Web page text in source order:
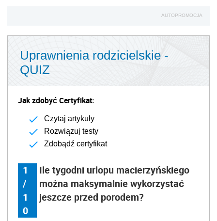
AUTOPROMOCJA
Uprawnienia rodzicielskie -
QUIZ
Jak zdobyć Certyfikat:
Czytaj artykuły
Rozwiązuj testy
Zdobądź certyfikat
1
/
1
0
Ile tygodni urlopu macierzyńskiego
można maksymalnie wykorzystać
jeszcze przed porodem?